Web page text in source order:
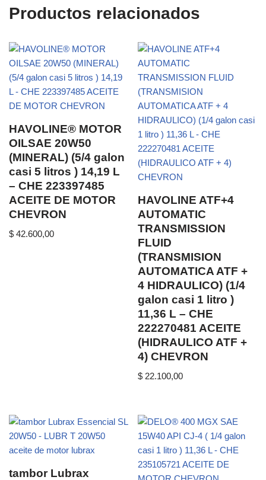
Productos relacionados
HAVOLINE® MOTOR
OILSAE 20W50
(MINERAL) (5/4 galon
casi 5 litros ) 14,19 L
– CHE 223397485
ACEITE DE MOTOR
CHEVRON
$ 42.600,00
HAVOLINE ATF+4
AUTOMATIC
TRANSMISSION
FLUID
(TRANSMISION
AUTOMATICA ATF +
4 HIDRAULICO) (1/4
galon casi 1 litro )
11,36 L – CHE
222270481 ACEITE
(HIDRAULICO ATF +
4) CHEVRON
$ 22.100,00
tambor Lubrax